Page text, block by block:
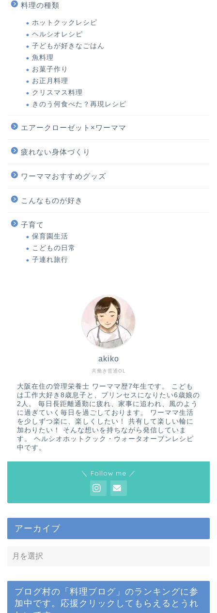
料理の種類
ホットクックレシピ
ヘルシオレシピ
子どもが好きなごはん
魚料理
お菓子作り
お正月料理
クリスマス料理
きのう何食べた？再現レシピ
エアークローゼット×ワーママ
疲れない身体づくり
ワーママおすすめグッズ
こんなものが好き
子育て
保育園生活
こどもの日常
子連れ旅行
共働き普通OL
akiko
大阪在住の管理栄養士 ワーママ歴7年生です。 こども
は工作大好き8歳息子と、プリンセスになりたい6歳娘の
2人。 毎日長距離通勤に疲れ、家事に追われ、風のよう
に過ぎていく毎日を過ごしております。 ワーママ生活
を少しずつ楽に、楽しくしたい！ 共有して楽しい輪に
加わりたい！ そんな想いを持ちながら発信していま
す。 ヘルシオホットクック・ウォータオーブンレシピ
中です。
＼ Follow me ／
アーカイブ
ブログ村の「料理ブログ」のランキングに参
加中です。応援クリックしてもらえるとうれ